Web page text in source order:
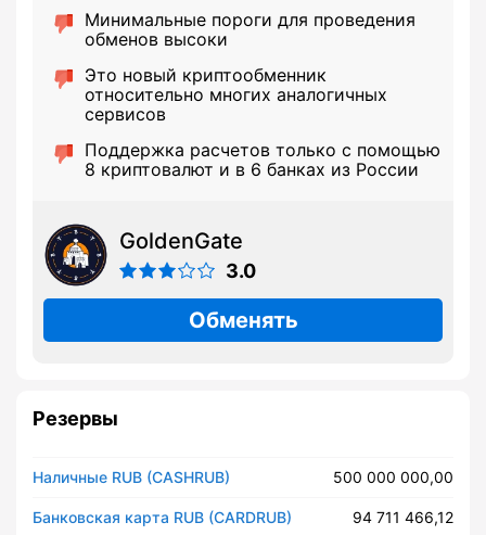
Минимальные пороги для проведения
обменов высоки
Это новый криптообменник
относительно многих аналогичных
сервисов
Поддержка расчетов только с помощью
8 криптовалют и в 6 банках из России
GoldenGate
3.0
Обменять
Резервы
Наличные RUB (CASHRUB) 500 000 000,00
Банковская карта RUB (CARDRUB) 94 711 466,12